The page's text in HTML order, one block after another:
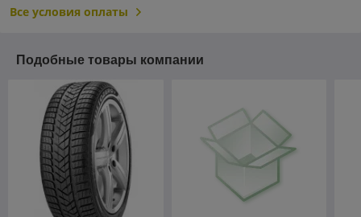
Все условия оплаты
Подобные товары компании